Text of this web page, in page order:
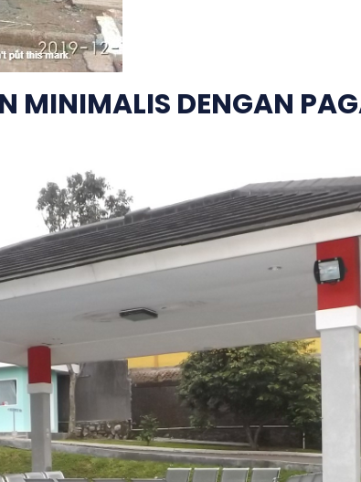
MINIMALIS DENGAN